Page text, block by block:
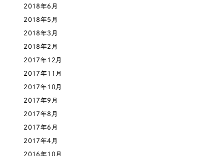
2018年6月
2018年5月
2018年3月
2018年2月
2017年12月
2017年11月
2017年10月
2017年9月
2017年8月
2017年6月
2017年4月
2016年10月